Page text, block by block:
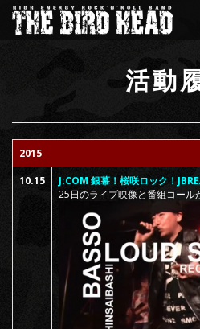
活動
2015
10.15
J:COM 銀幕！桜咲ロック！
25日のライブ映像と番組コール